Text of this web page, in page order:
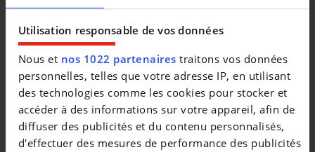
Utilisation responsable de vos données
Nous et nos 1022 partenaires traitons vos données
personnelles, telles que votre adresse IP, en utilisant
des technologies comme les cookies pour stocker et
accéder à des informations sur votre appareil, afin de
diffuser des publicités et du contenu personnalisés,
d'effectuer des mesures de performance des publicités
|